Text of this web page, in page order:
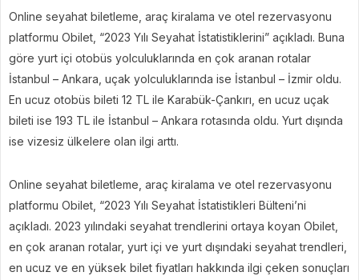
Online seyahat biletleme, araç kiralama ve otel rezervasyonu
platformu Obilet, “2023 Yılı Seyahat İstatistiklerini” açıkladı. Buna
göre yurt içi otobüs yolculuklarında en çok aranan rotalar
İstanbul – Ankara, uçak yolculuklarında ise İstanbul – İzmir oldu.
En ucuz otobüs bileti 12 TL ile Karabük-Çankırı, en ucuz uçak
bileti ise 193 TL ile İstanbul – Ankara rotasında oldu. Yurt dışında
ise vizesiz ülkelere olan ilgi arttı.
Online seyahat biletleme, araç kiralama ve otel rezervasyonu
platformu Obilet, “2023 Yılı Seyahat İstatistikleri Bülteni’ni
açıkladı. 2023 yılındaki seyahat trendlerini ortaya koyan Obilet,
en çok aranan rotalar, yurt içi ve yurt dışındaki seyahat trendleri,
en ucuz ve en yüksek bilet fiyatları hakkında ilgi çeken sonuçları